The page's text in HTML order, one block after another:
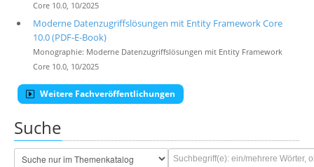
Core 10.0, 10/2025
Moderne Datenzugriffslösungen mit Entity Framework Core
10.0 (PDF-E-Book)
Monographie: Moderne Datenzugriffslösungen mit Entity Framework
Core 10.0, 10/2025
Weitere Fachveröffentlichungen
Suche